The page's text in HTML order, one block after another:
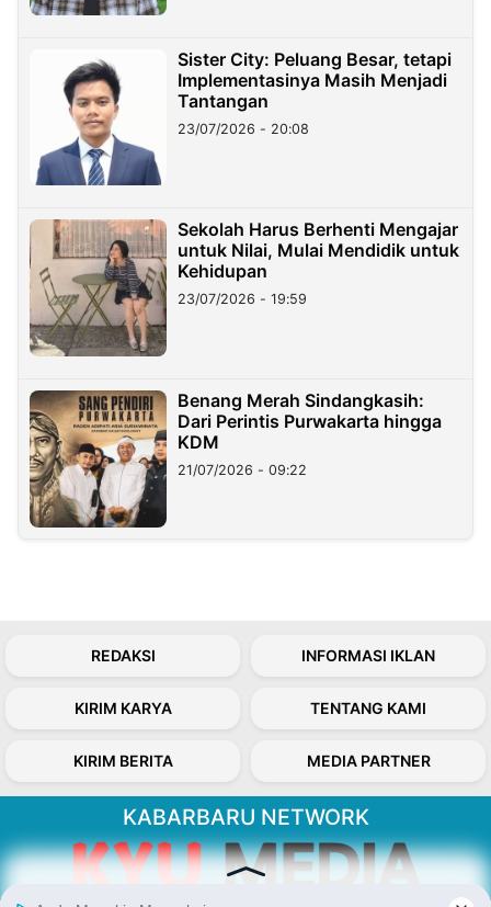
Sister City: Peluang Besar, tetapi
Implementasinya Masih Menjadi
Tantangan
23/07/2026 - 20:08
Sekolah Harus Berhenti Mengajar
untuk Nilai, Mulai Mendidik untuk
Kehidupan
23/07/2026 - 19:59
Benang Merah Sindangkasih:
Dari Perintis Purwakarta hingga
KDM
21/07/2026 - 09:22
REDAKSI INFORMASI IKLAN
KIRIM KARYA TENTANG KAMI
KIRIM BERITA MEDIA PARTNER
KABARBARU NETWORK